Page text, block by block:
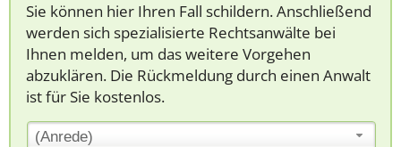
Sie können hier Ihren Fall schildern. Anschließend
werden sich spezialisierte Rechtsanwälte bei
Ihnen melden, um das weitere Vorgehen
abzuklären. Die Rückmeldung durch einen Anwalt
ist für Sie kostenlos.
(Anrede)